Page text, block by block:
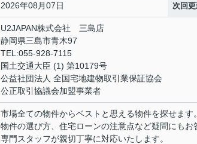
2026年08月07日 次回
U2JAPAN株式会社 三島店
静岡県三島市青木97
TEL:055-928-7115
国土交通大臣 (1) 第10179号
公益社団法人 全国宅地建物取引業保証協会
公正取引協議会加盟事業者
市場全ての物件からベストと思える物件を探せます。
物件の選び方、住宅ローンの注意点など疑問にもお
専門スタッフが親切丁寧に対応いたします。